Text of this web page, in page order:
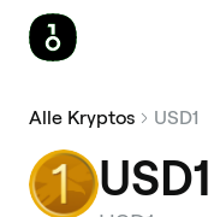
Alle Kryptos USD1
USD1